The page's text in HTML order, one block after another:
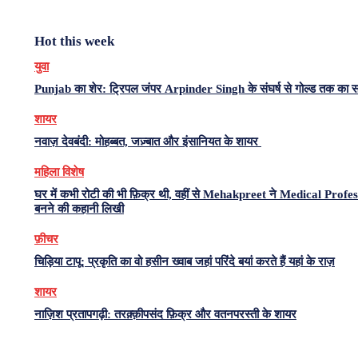
Hot this week
युवा
Punjab का शेर: ट्रिपल जंपर Arpinder Singh के संघर्ष से गोल्ड तक का
शायर
नवाज़ देवबंदी: मोहब्बत, जज़्बात और इंसानियत के शायर
महिला विशेष
घर में कभी रोटी की भी फ़िक्र थी, वहीं से Mehakpreet ने Medical
बनने की कहानी लिखी
फ़ीचर
चिड़िया टापू: प्रकृति का वो हसीन ख्वाब जहां परिंदे बयां करते हैं यहां के राज़
शायर
नाज़िश प्रतापगढ़ी: तरक़्क़ीपसंद फ़िक्र और वतनपरस्ती के शायर